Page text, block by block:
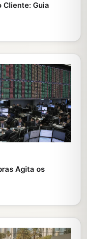
Cliente: Guia
Agita os